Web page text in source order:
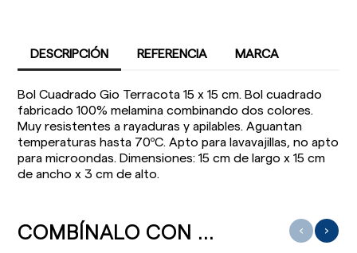
DESCRIPCIÓN REFERENCIA MARCA
Bol Cuadrado Gio Terracota 15 x 15 cm. Bol cuadrado
fabricado 100% melamina combinando dos colores.
Muy resistentes a rayaduras y apilables. Aguantan
temperaturas hasta 70ºC. Apto para lavavajillas, no apto
para microondas. Dimensiones: 15 cm de largo x 15 cm
de ancho x 3 cm de alto.
COMBÍNALO CON ... ‹ ›